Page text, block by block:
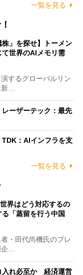
一覧を見る
株」を探せ】トーメン
世界のAIメモリ需
するグローバルリン
…
レーザーテック：最先
TDK：AIインフラを支
一覧を見る
界はどう対応するの
「蒸留を行う中国
・田代尚機氏のプレ
…
入れ必至か 経済運営